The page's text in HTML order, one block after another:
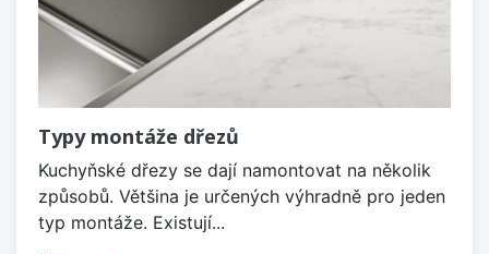
Typy montáže dřezů
Kuchyňské dřezy se dají namontovat na několik
způsobů. Většina je určených výhradně pro jeden
typ montáže. Existují...